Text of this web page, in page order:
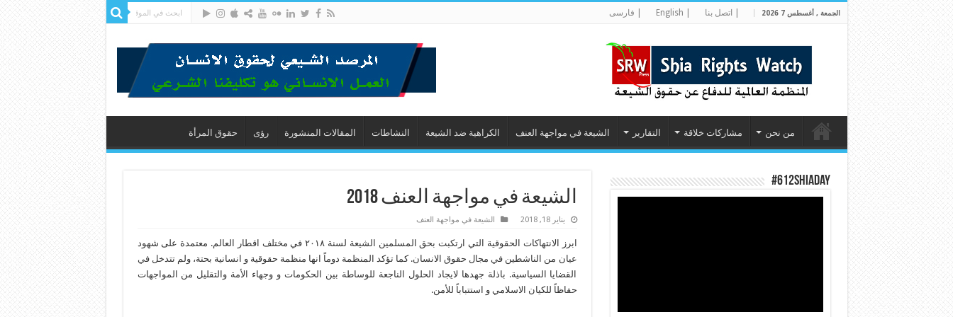
الجمعة , أغسطس 7 2026 | اتصل بنا | فارسى
من نحن مشاركات خلاقة التقارير الشيعة في مواجهة العنف الكراهية ضد الشيعة النشاطات المقالات المنشورة رؤى حقوق المرأة
الشیعة في مواجهة العنف 2018
يناير 18, 2018 الشيعة في مواجهة العنف
ابرز الانتهاكات الحقوقية التي ارتكبت بحق المسلمين الشيعة لسنة ٢٠١٨ في مختلف اقطار العالم. معتمدة على شهود
عيان من الناشطين في مجال حقوق الانسان. كما تؤكد المنظمة دوماً انها منظمة حقوقية و انسانية بحتة، ولم تتدخل في
القضايا السياسية. باذلة جهدها لايجاد الحلول الناجعة للوساطة بين الحكومات و وجهاء الأمة والتقليل من المواجهات
حفاظاً للكيان الاسلامي و استتباباً للأمن.
#612ShiaDay